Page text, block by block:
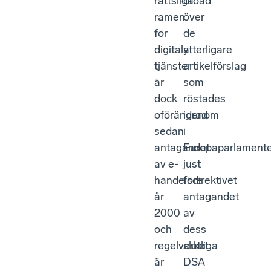
ramen
för
digitala
tjänster
är
dock
oförändrad
sedan
antagandet
av e-
handelsdirektivet
år
2000
och
regelverket
är
över
de
ytterligare
artikelförslag
som
röstades
igenom
i
just
före
antagandet
av
dess
slutliga
DSA